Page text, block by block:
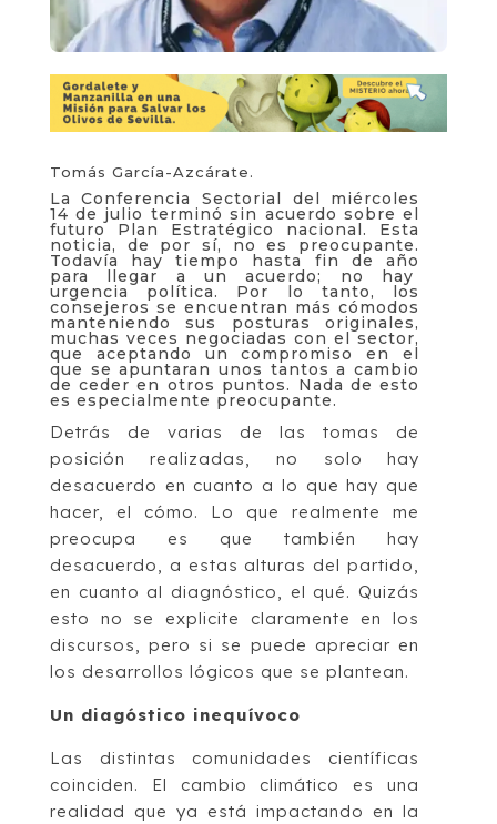
Tomás García-Azcárate.
La Conferencia Sectorial del miércoles
14 de julio terminó sin acuerdo sobre el
futuro Plan Estratégico nacional. Esta
noticia, de por sí, no es preocupante.
Todavía hay tiempo hasta fin de año
para llegar a un acuerdo; no hay
urgencia política. Por lo tanto, los
consejeros se encuentran más cómodos
manteniendo sus posturas originales,
muchas veces negociadas con el sector,
que aceptando un compromiso en el
que se apuntaran unos tantos a cambio
de ceder en otros puntos. Nada de esto
es especialmente preocupante.
Detrás de varias de las tomas de
posición realizadas, no solo hay
desacuerdo en cuanto a lo que hay que
hacer, el cómo. Lo que realmente me
preocupa es que también hay
desacuerdo, a estas alturas del partido,
en cuanto al diagnóstico, el qué. Quizás
esto no se explicite claramente en los
discursos, pero si se puede apreciar en
los desarrollos lógicos que se plantean.
Un diagóstico inequívoco
Las distintas comunidades científicas
coinciden. El cambio climático es una
realidad que ya está impactando en la